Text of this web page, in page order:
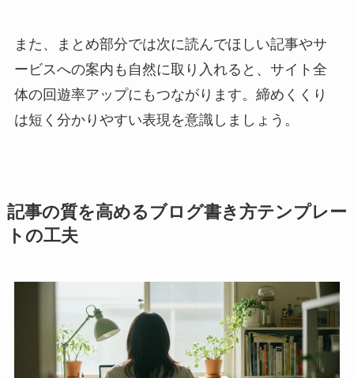
また、まとめ部分では次に読んでほしい記事やサ
ービスへの案内も自然に取り入れると、サイト全
体の回遊率アップにもつながります。締めくくり
は短く分かりやすい表現を意識しましょう。
記事の質を高めるブログ書き方テンプレー
トの工夫